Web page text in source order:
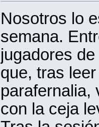
Nosotros lo
semana.
jugadores
que, tras
parafernalia,
con la ceja